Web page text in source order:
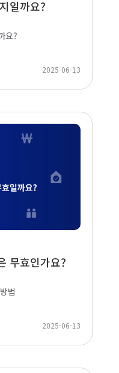
일까요?
요?
2025-06-13
무효인가요?
법
2025-06-13